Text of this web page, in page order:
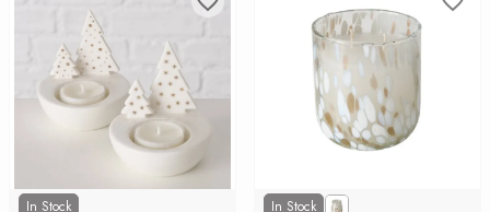
In Stock In Stock